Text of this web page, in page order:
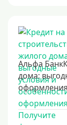
Альфа
дома: